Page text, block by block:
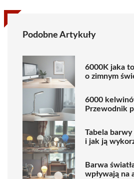
Podobne Artykuły
6000K jaka
o zimnym
6000
Przewodnik
Tabela
i jak ją
Barwa
wpływają na